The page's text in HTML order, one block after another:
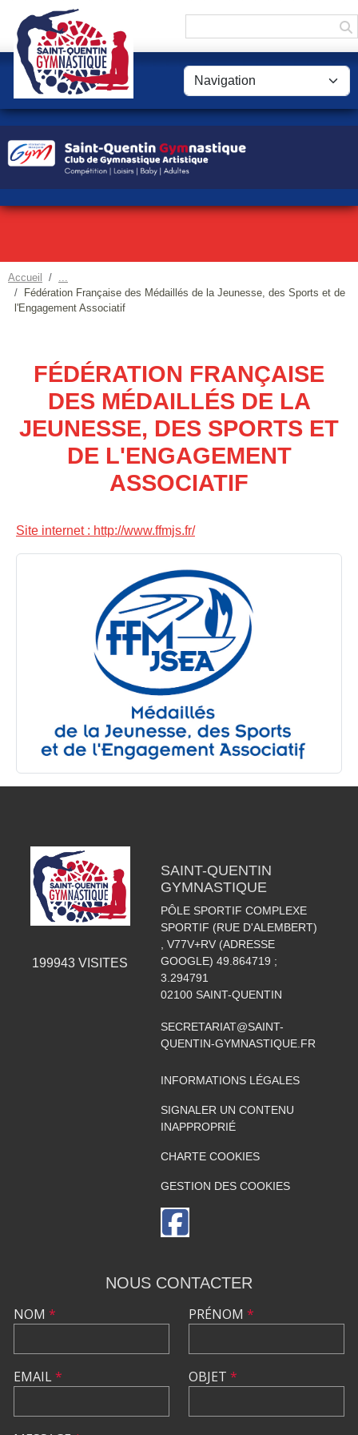
Accueil
Fédération Française des Médaillés de la Jeunesse, des Sports et de
l'Engagement Associatif
FÉDÉRATION FRANÇAISE
DES MÉDAILLÉS DE LA
JEUNESSE, DES SPORTS ET
DE L'ENGAGEMENT
ASSOCIATIF
Site internet : http://www.ffmjs.fr/
199943 VISITES
SAINT-QUENTIN
GYMNASTIQUE
PÔLE SPORTIF COMPLEXE
SPORTIF (RUE D'ALEMBERT)
, V77V+RV (ADRESSE
GOOGLE) 49.864719 ;
3.294791
02100 SAINT-QUENTIN
SECRETARIAT@SAINT-
QUENTIN-GYMNASTIQUE.FR
INFORMATIONS LÉGALES
SIGNALER UN CONTENU
INAPPROPRIÉ
CHARTE COOKIES
GESTION DES COOKIES
NOUS CONTACTER
NOM *
EMAIL*
PRÉNOM *
OBJET *
Panneau de gestion des cookies